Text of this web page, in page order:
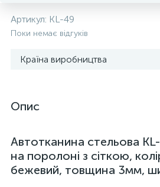
Артикул: KL-49
Поки немає відгуків
Країна виробництва
Опис
Автотканина стельова
на поролоні з сіткою,
бежевий, товщина 3мм,